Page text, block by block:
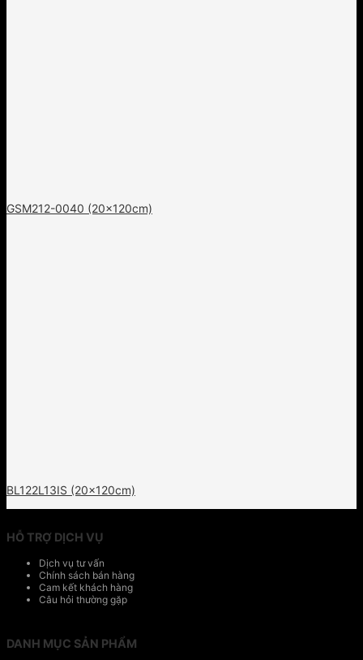
GSM212-0040 (20x120cm)
BL122L13IS (20x120cm)
HỖ TRỢ DỊCH VỤ
Dịch vụ tư vấn
Chính sách bán hàng
Cam kết khách hàng
Câu hỏi thường gặp
DANH MỤC SẢN PHẨM